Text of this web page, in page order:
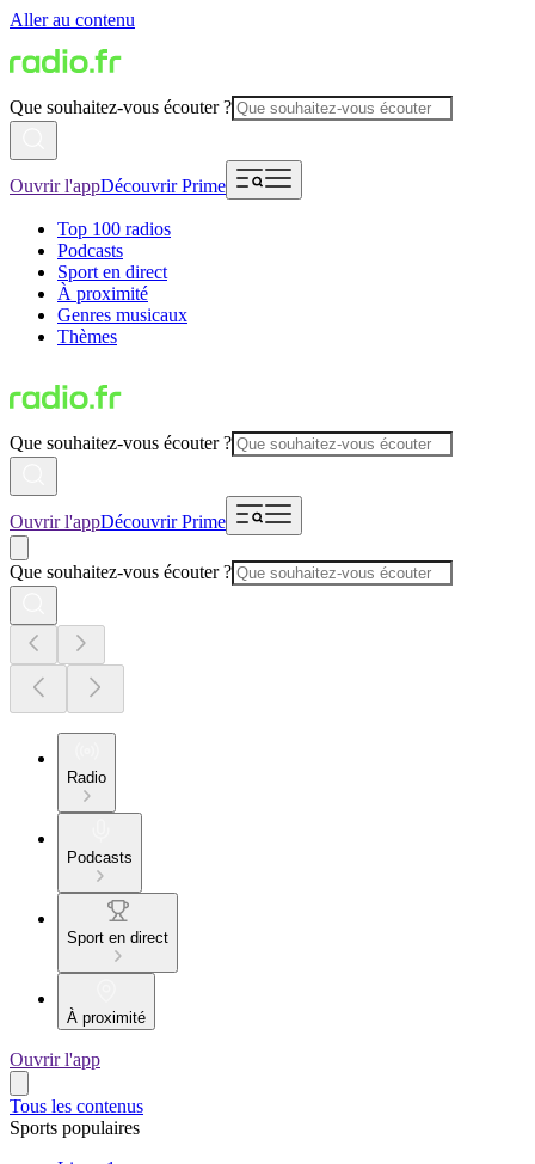
Aller au contenu
Que souhaitez-vous écouter ?
Ouvrir l'appDécouvrir Prime
Top 100 radios
Podcasts
Sport en direct
À proximité
Genres musicaux
Thèmes
Que souhaitez-vous écouter ?
Ouvrir l'appDécouvrir Prime
Que souhaitez-vous écouter ?
Radio
Podcasts
Sport en direct
À proximité
Ouvrir l'app
Tous les contenus
Sports populaires